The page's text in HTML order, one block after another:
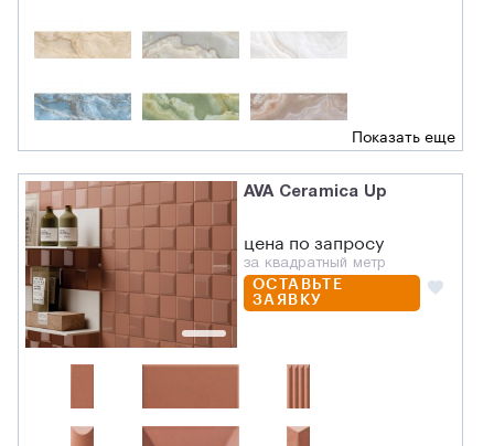
Показать еще
AVA Ceramica Up
цена по запросу
за квадратный метр
ОСТАВЬТЕ
ЗАЯВКУ